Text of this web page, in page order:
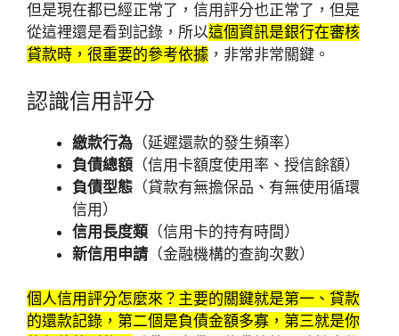
但是現在都已經正常了，信用評分也正常了，但是
從這裡還是看到記錄，所以這個資訊是銀行在審核
貸款時，很重要的參考依據 ，非常非常關鍵。
認識信用評分
繳款行為 （延遲還款的發生頻率）
負債總額 （信用卡額度使用率、授信餘額）
負債型態 （貸款有無擔保品、有無使用循環
信用）
信用長度類 （信用卡的持有時間）
新信用申請 （金融機構的查詢次數）
個人信用評分怎麼來？主要的關鍵就是第一、貸款
的還款記錄，第二個是負債金額多寡，第三就是你